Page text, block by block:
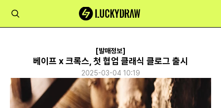
[발매정보]
베이프 x 크록스, 첫 협업 클래식 클로그 출시
2025-03-04 10:19